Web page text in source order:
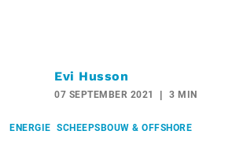
Evi Husson
07 SEPTEMBER 2021 3 MIN
ENERGIE SCHEEPSBOUW & OFFSHORE